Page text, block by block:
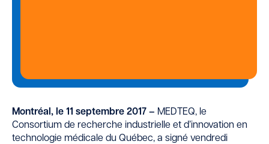
Montréal, le 11 septembre 2017 – MEDTEQ, le
Consortium de recherche industrielle et d’innovation en
technologie médicale du Québec, a signé vendredi